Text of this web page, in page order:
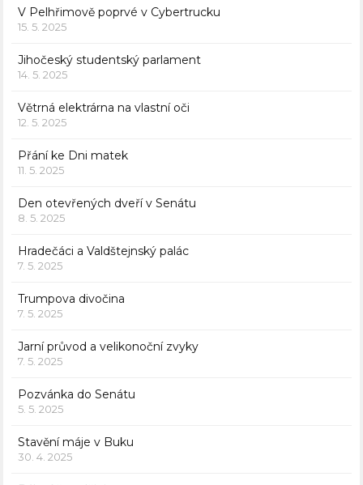
V Pelhřimově poprvé v Cybertrucku
15. 5. 2025
Jihočeský studentský parlament
14. 5. 2025
Větrná elektrárna na vlastní oči
12. 5. 2025
Přání ke Dni matek
11. 5. 2025
Den otevřených dveří v Senátu
8. 5. 2025
Hradečáci a Valdštejnský palác
7. 5. 2025
Trumpova divočina
7. 5. 2025
Jarní průvod a velikonoční zvyky
7. 5. 2025
Pozvánka do Senátu
5. 5. 2025
Stavění máje v Buku
30. 4. 2025